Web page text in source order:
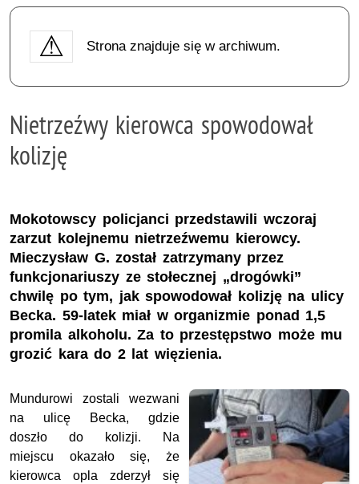
Strona znajduje się w archiwum.
Nietrzeźwy kierowca spowodował
kolizję
Mokotowscy policjanci przedstawili wczoraj
zarzut kolejnemu nietrzeźwemu kierowcy.
Mieczysław G. został zatrzymany przez
funkcjonariuszy ze stołecznej „drogówki”
chwilę po tym, jak spowodował kolizję na ulicy
Becka. 59-latek miał w organizmie ponad 1,5
promila alkoholu. Za to przestępstwo może mu
grozić kara do 2 lat więzienia.
Mundurowi zostali wezwani
na ulicę Becka, gdzie
doszło do kolizji. Na
miejscu okazało się, że
kierowca opla zderzył się